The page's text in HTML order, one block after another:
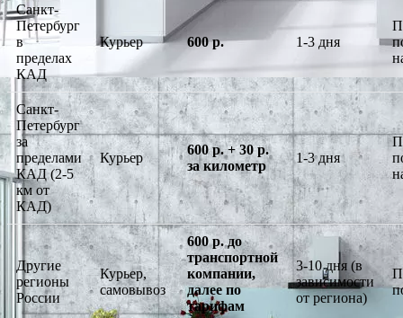
Санкт-
Петербург
в
пределах
КАД
Курьер 600 р. 1-3 дня
Санкт-
Петербург
за
пределами
КАД (2-5
км от
КАД)
Курьер
600 р. + 30 р.
за километр
1-3 дня
Другие
регионы
России
Курьер,
самовывоз
600 р. до
транспортной
компании,
далее по
тарифам
3-10 дня (в
зависимости
от региона)